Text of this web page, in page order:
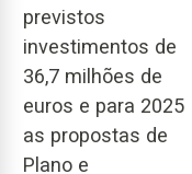
previstos
investimentos de
36,7 milhões de
euros e para 2025
as propostas de
Plano e